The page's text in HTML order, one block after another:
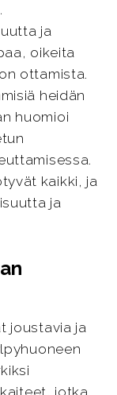
ja
oikeita
ottamista.
heidän
huomioi
kaikki, ja
ja
joustavia ja
jotka